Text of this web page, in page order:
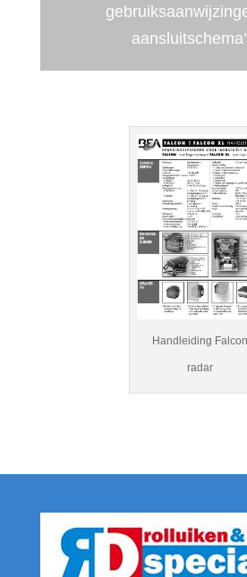
Handleiding Falcon
radar